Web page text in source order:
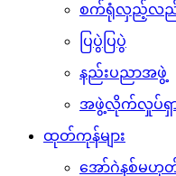
စက်ရုံလှည့်လည်က
ပြပွဲပြပွဲ
နည်းပညာအဖွဲ့
အဖွဲ့လိုက်လှုပ်ရှား
ထုတ်ကုန်များ
အော်ဂဲနစ်မဟုတ်